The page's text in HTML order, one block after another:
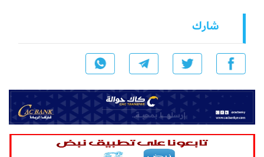
شارك